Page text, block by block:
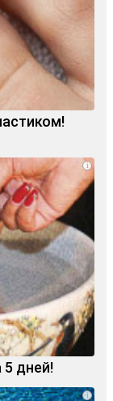
i
5 дней!
i